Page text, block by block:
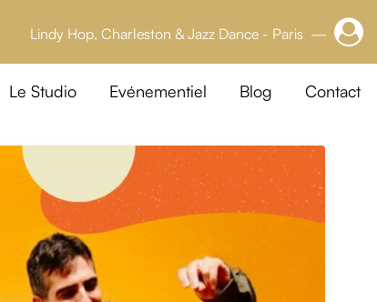
Lindy Hop, Charleston & Jazz Dance - Paris —
Le Studio Evénementiel Blog Contact